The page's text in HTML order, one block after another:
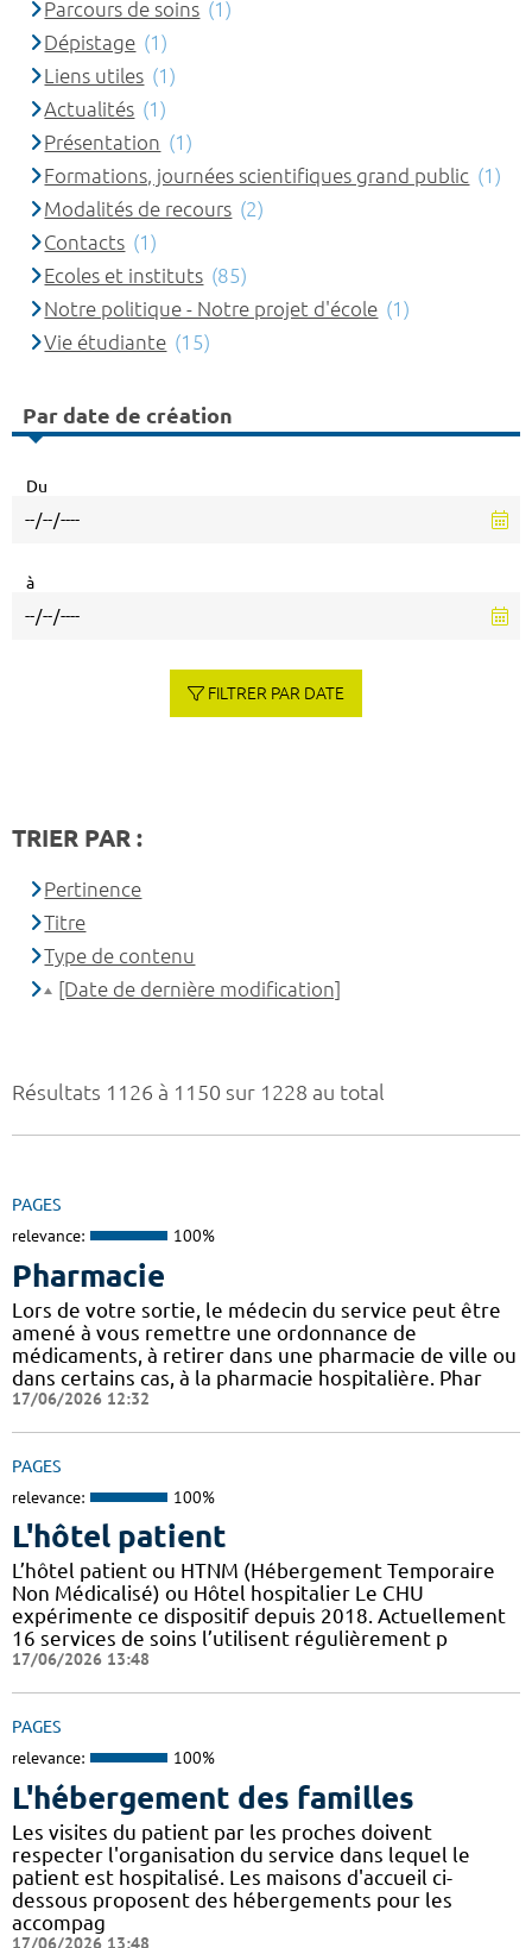
Résultats 1126 à 1150 sur 1228 au total
PAGES
relevance: 100%
Pharmacie
Lors de votre sortie, le médecin du service peut être
amené à vous remettre une ordonnance de
médicaments, à retirer dans une pharmacie de ville ou
dans certains cas, à la pharmacie hospitalière. Phar
17/06/2026 12:32
PAGES
relevance: 100%
L'hôtel patient
L’hôtel patient ​​ou HTNM (Hébergement Temporaire
Non Médicalisé)​​​​​​ ou Hôtel hospitalier Le CHU
expérimente ce dispositif depuis 2018. Actuellement
16 services de soins l’utilisent régulièrement p
17/06/2026 13:48
PAGES
relevance: 100%
L'hébergement des familles
Les visites du patient par les proches doivent
respecter l'organisation du service dans lequel le
patient est hospitalisé. Les maisons d'accueil ci-
dessous proposent des hébergements pour les
accompag
17/06/2026 13:48
Parcours de soins (1)
Dépistage (1)
Liens utiles (1)
Actualités (1)
Présentation (1)
Formations, journées scientifiques grand public (1)
Modalités de recours (2)
Contacts (1)
Ecoles et instituts (85)
Notre politique - Notre projet d'école (1)
Vie étudiante (15)
Par date de création
Du
à
FILTRER PAR DATE
TRIER PAR :
Pertinence
Titre
Type de contenu
[Date de dernière modification]